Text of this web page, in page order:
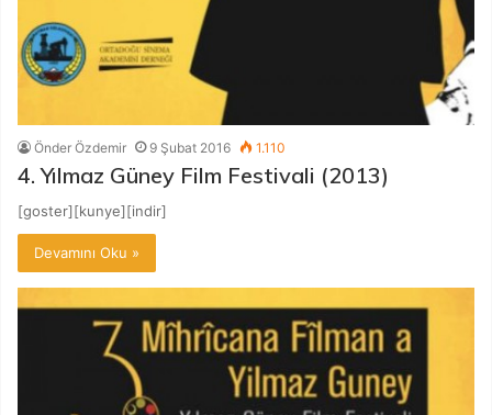
Önder Özdemir 9 Şubat 2016 1.110
4. Yılmaz Güney Film Festivali (2013)
[goster][kunye][indir]
Devamını Oku »